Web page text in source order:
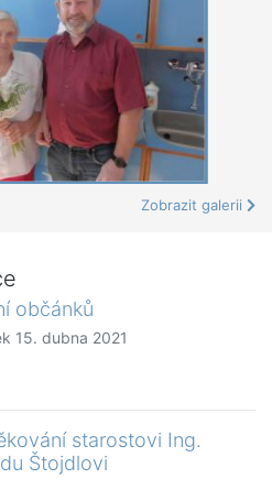
Zobrazit galerii
občánků
15. dubna 2021
starostovi Ing.
Štojdlovi